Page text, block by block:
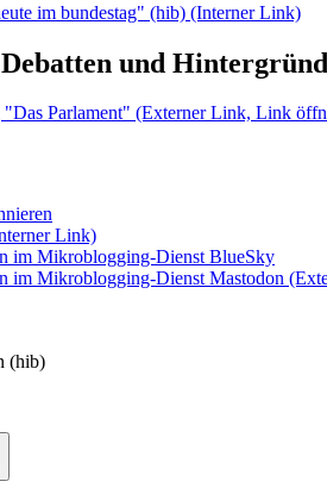
im bundestag" (hib) (Interner Link)
und
Parlament" (Externer Link, Link
Link)
im Mikroblogging-Dienst BlueSky
im Mikroblogging-Dienst Mastodon
(hib)